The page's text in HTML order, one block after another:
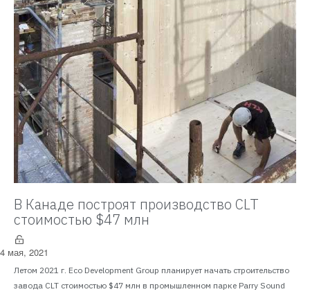
В Канаде построят производство CLT
стоимостью $47 млн
4 мая, 2021
Летом 2021 г. Eco Development Group планирует начать строительство
завода CLT стоимостью $47 млн в промышленном парке Parry Sound